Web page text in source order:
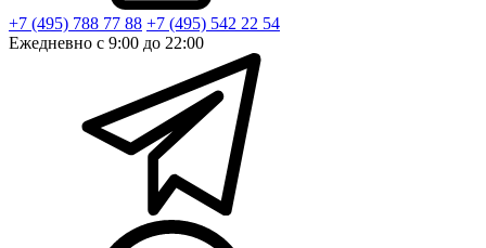
+7 (495) 788 77 88 +7 (495) 542 22 54
Ежедневно с 9:00 до 22:00